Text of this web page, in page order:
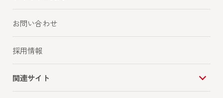
お問い合わせ
採用情報
関連サイト